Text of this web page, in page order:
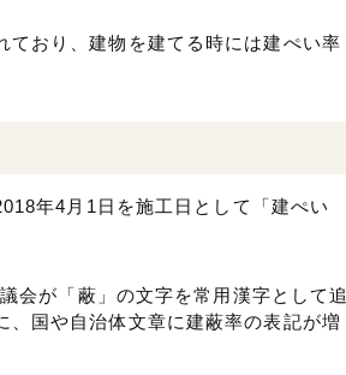
ており、建物を建てる時には建ぺい率
年4月1日を施工日として「建ぺい
会が「蔽」の文字を常用漢字として追
、国や自治体文章に建蔽率の表記が増